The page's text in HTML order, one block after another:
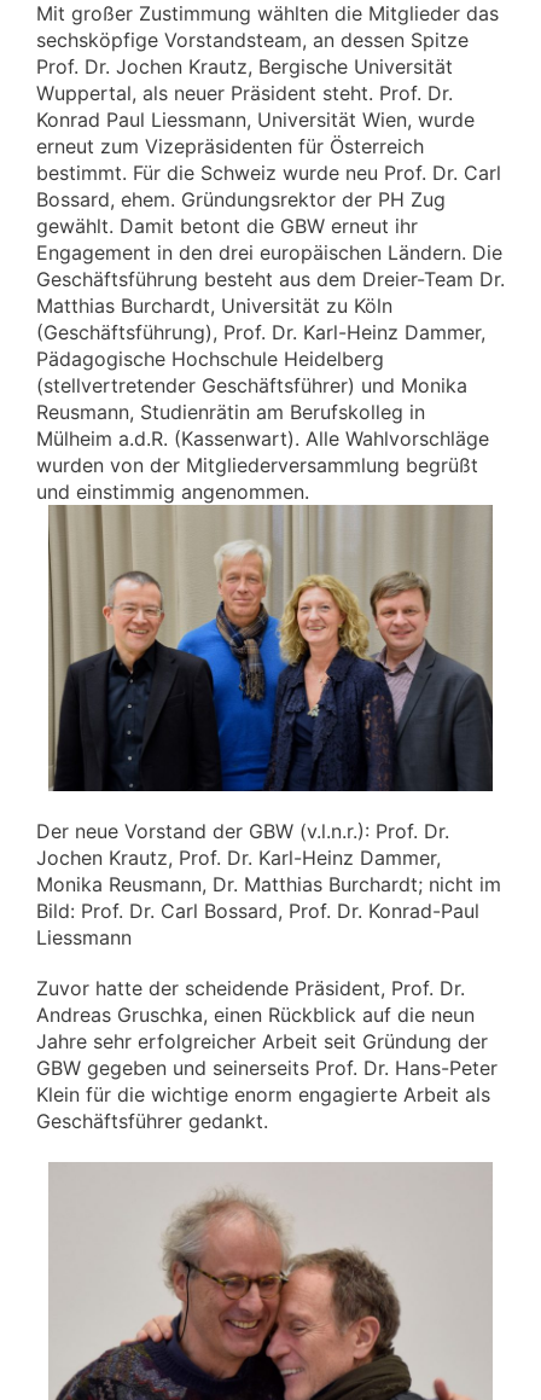
Mit großer Zustimmung wählten die Mitglieder das
sechsköpfige Vorstandsteam, an dessen Spitze
Prof. Dr. Jochen Krautz, Bergische Universität
Wuppertal, als neuer Präsident steht. Prof. Dr.
Konrad Paul Liessmann, Universität Wien, wurde
erneut zum Vizepräsidenten für Österreich
bestimmt. Für die Schweiz wurde neu Prof. Dr. Carl
Bossard, ehem. Gründungsrektor der PH Zug
gewählt. Damit betont die GBW erneut ihr
Engagement in den drei europäischen Ländern. Die
Geschäftsführung besteht aus dem Dreier-Team Dr.
Matthias Burchardt, Universität zu Köln
(Geschäftsführung), Prof. Dr. Karl-Heinz Dammer,
Pädagogische Hochschule Heidelberg
(stellvertretender Geschäftsführer) und Monika
Reusmann, Studienrätin am Berufskolleg in
Mülheim a.d.R. (Kassenwart). Alle Wahlvorschläge
wurden von der Mitgliederversammlung begrüßt
und einstimmig angenommen.
Der neue Vorstand der GBW (v.l.n.r.): Prof. Dr.
Jochen Krautz, Prof. Dr. Karl-Heinz Dammer,
Monika Reusmann, Dr. Matthias Burchardt; nicht im
Bild: Prof. Dr. Carl Bossard, Prof. Dr. Konrad-Paul
Liessmann
Zuvor hatte der scheidende Präsident, Prof. Dr.
Andreas Gruschka, einen Rückblick auf die neun
Jahre sehr erfolgreicher Arbeit seit Gründung der
GBW gegeben und seinerseits Prof. Dr. Hans-Peter
Klein für die wichtige enorm engagierte Arbeit als
Geschäftsführer gedankt.